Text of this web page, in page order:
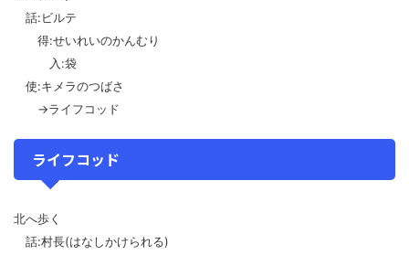
話:ビルテ
得:せいれいのかんむり
入:袋
使:キメラのつばさ
→ライフコッド
ライフコッド
北へ歩く
話:村長(はなしかけられる)